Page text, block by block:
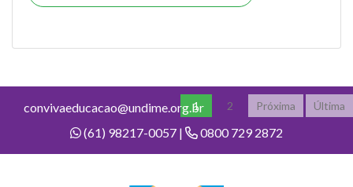
1 2 Próxima Última
convivaeducacao@undime.org.br
(61) 98217-0057 |
0800 729 2872